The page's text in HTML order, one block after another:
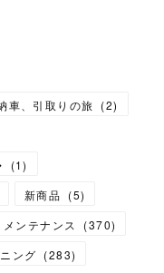
車、引取りの旅 (2)
(1)
新商品 (5)
ンテナンス (370)
ング (283)